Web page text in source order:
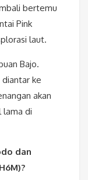
bertemu
Pink
laut.
Bajo.
ke
akan
lama di
dan